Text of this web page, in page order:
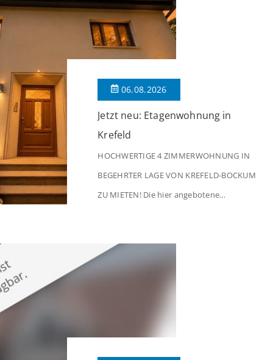
06.08.2026
Jetzt neu: Etagenwohnung in
Krefeld
HOCHWERTIGE 4 ZIMMERWOHNUNG IN
BEGEHRTER LAGE VON KREFELD-BOCKUM
ZU MIETEN! Die hier angebotene
in begehrter Wohnlage von Krefeld-Bockum.